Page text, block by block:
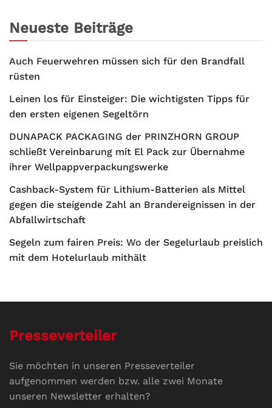
Neueste Beiträge
Auch Feuerwehren müssen sich für den Brandfall
rüsten
Leinen los für Einsteiger: Die wichtigsten Tipps für
den ersten eigenen Segeltörn
DUNAPACK PACKAGING der PRINZHORN GROUP
schließt Vereinbarung mit El Pack zur Übernahme
ihrer Wellpappverpackungswerke
Cashback-System für Lithium-Batterien als Mittel
gegen die steigende Zahl an Brandereignissen in der
Abfallwirtschaft
Segeln zum fairen Preis: Wo der Segelurlaub preislich
mit dem Hotelurlaub mithält
Presseverteiler
Sie möchten in unseren Presseverteiler
aufgenommen werden bzw. alle zwei Monate
unseren Newsletter erhalten?